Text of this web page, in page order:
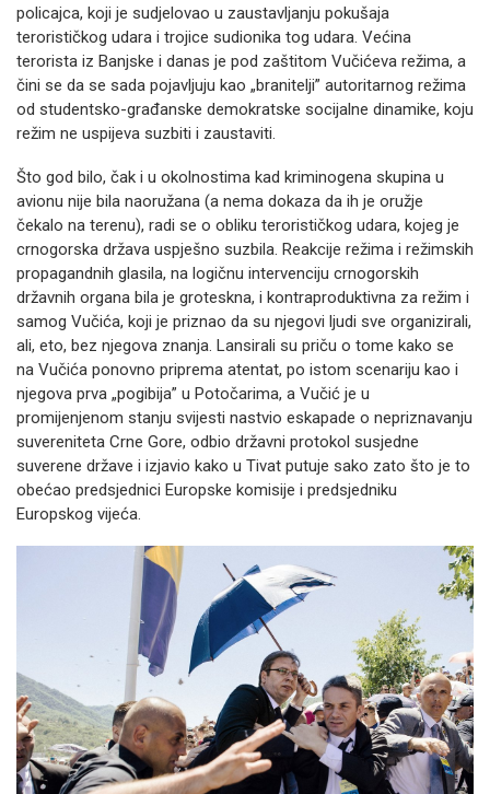
policajca, koji je sudjelovao u zaustavljanju pokušaja
terorističkog udara i trojice sudionika tog udara. Većina
terorista iz Banjske i danas je pod zaštitom Vučićeva režima, a
čini se da se sada pojavljuju kao „branitelji” autoritarnog režima
od studentsko-građanske demokratske socijalne dinamike, koju
režim ne uspijeva suzbiti i zaustaviti.
Što god bilo, čak i u okolnostima kad kriminogena skupina u
avionu nije bila naoružana (a nema dokaza da ih je oružje
čekalo na terenu), radi se o obliku terorističkog udara, kojeg je
crnogorska država uspješno suzbila. Reakcije režima i režimskih
propagandnih glasila, na logičnu intervenciju crnogorskih
državnih organa bila je groteskna, i kontraproduktivna za režim i
samog Vučića, koji je priznao da su njegovi ljudi sve organizirali,
ali, eto, bez njegova znanja. Lansirali su priču o tome kako se
na Vučića ponovno priprema atentat, po istom scenariju kao i
njegova prva „pogibija” u Potočarima, a Vučić je u
promijenjenom stanju svijesti nastvio eskapade o nepriznavanju
suvereniteta Crne Gore, odbio državni protokol susjedne
suverene države i izjavio kako u Tivat putuje sako zato što je to
obećao predsjednici Europske komisije i predsjedniku
Europskog vijeća.